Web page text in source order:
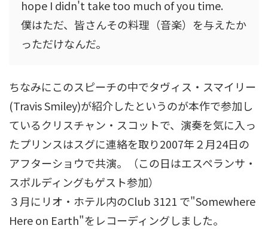
hope I didn't take too much of you time.
僕はただ、皆さんその料理（音楽）を与えたか
っただけなんだ。
ちなみにこのスピーチの中でタヴィス・スマイリー
(Travis Smiley)が紹介したというのが本作で参加し
ているクリスチャン・スコットで、演奏を気に入っ
たプリンスはスグに連絡を取り2007年２月24日の
アフターショウで共演。（この日はエスペランサ・
スポルディングもゲスト参加）
３月にリオ・ホテル内のClub 3121 で"Somewhere
Here on Earth"をレコーディングしました。